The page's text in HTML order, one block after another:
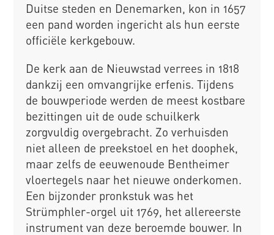
Duitse steden en Denemarken, kon in 1657
een pand worden ingericht als hun eerste
officiële kerkgebouw.
De kerk aan de Nieuwstad verrees in 1818
dankzij een omvangrijke erfenis. Tijdens
de bouwperiode werden de meest kostbare
bezittingen uit de oude schuilkerk
zorgvuldig overgebracht. Zo verhuisden
niet alleen de preekstoel en het doophek,
maar zelfs de eeuwenoude Bentheimer
vloertegels naar het nieuwe onderkomen.
Een bijzonder pronkstuk was het
Strümphler-orgel uit 1769, het allereerste
instrument van deze beroemde bouwer. In